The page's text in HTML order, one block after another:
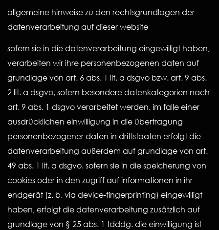
allgemeine hinweise zu den rechtsgrundlagen der
datenverarbeitung auf dieser website
sofern sie in die datenverarbeitung eingewilligt haben,
verarbeiten wir ihre personenbezogenen daten auf
grundlage von art. 6 abs. 1 lit. a dsgvo bzw. art. 9 abs.
2 lit. a dsgvo, sofern besondere datenkategorien nach
art. 9 abs. 1 dsgvo verarbeitet werden. im falle einer
ausdrücklichen einwilligung in die übertragung
personenbezogener daten in drittstaaten erfolgt die
datenverarbeitung außerdem auf grundlage von art.
49 abs. 1 lit. a dsgvo. sofern sie in die speicherung von
cookies oder in den zugriff auf informationen in ihr
endgerät (z. b. via device-fingerprinting) eingewilligt
haben, erfolgt die datenverarbeitung zusätzlich auf
grundlage von § 25 abs. 1 tdddg. die einwilligung ist